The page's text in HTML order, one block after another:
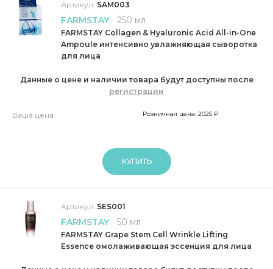
Артикул: SAM003
FARMSTAY 250 мл
FARMSTAY Collagen & Hyaluronic Acid All-in-One
Ampoule интенсивно увлажняющая сыворотка
для лица
Данные о цене и наличии товара будут доступны после
регистрации
Ваша цена Розничная цена: 2025 ₽
КУПИТЬ
Артикул: SES001
FARMSTAY 50 мл
FARMSTAY Grape Stem Cell Wrinkle Lifting
Essence омолаживающая эссенция для лица